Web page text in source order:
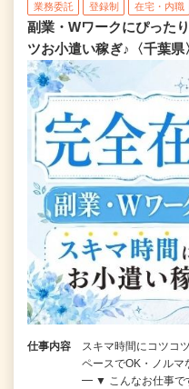
業務委託 登録制 在宅・内職
副業・Wワークにぴった
ツお小遣い稼ぎ♪〈千葉県
仕事内容
スキマ時間にコツコ
ペースでOK・
━ ▼ こんなお仕